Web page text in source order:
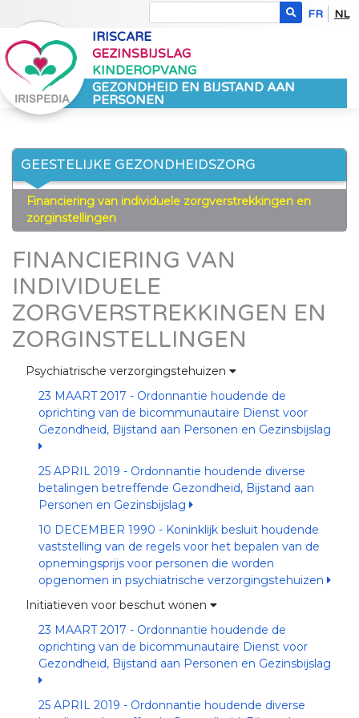
FR NL
IRISCARE
GEZINSBIJSLAG
KINDEROPVANG
GEZONDHEID EN BIJSTAND AAN
PERSONEN
GEESTELIJKE GEZONDHEIDSZORG
Financiering van individuele zorgverstrekkingen en
zorginstellingen
FINANCIERING VAN
INDIVIDUELE
ZORGVERSTREKKINGEN EN
ZORGINSTELLINGEN
Psychiatrische verzorgingstehuizen
23 MAART 2017 - Ordonnantie houdende de
oprichting van de bicommunautaire Dienst voor
Gezondheid, Bijstand aan Personen en Gezinsbijslag
25 APRIL 2019 - Ordonnantie houdende diverse
betalingen betreffende Gezondheid, Bijstand aan
Personen en Gezinsbijslag
10 DECEMBER 1990 - Koninklijk besluit houdende
vaststelling van de regels voor het bepalen van de
opnemingsprijs voor personen die worden
opgenomen in psychiatrische verzorgingstehuizen
Initiatieven voor beschut wonen
23 MAART 2017 - Ordonnantie houdende de
oprichting van de bicommunautaire Dienst voor
Gezondheid, Bijstand aan Personen en Gezinsbijslag
25 APRIL 2019 - Ordonnantie houdende diverse